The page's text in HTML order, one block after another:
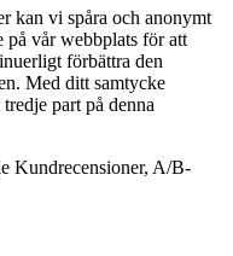
kan vi spåra och anonymt
på vår webbplats för att
förbättra den
Med ditt samtycke
part på denna
Kundrecensioner, A/B-